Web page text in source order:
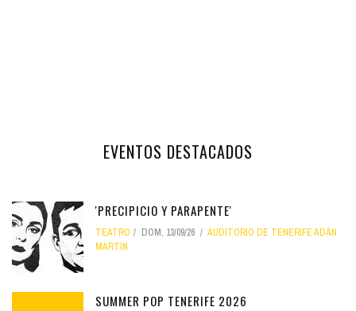
EVENTOS DESTACADOS
'PRECIPICIO Y PARAPENTE'
TEATRO DOM, 13/09/26
AUDITORIO DE TENERIFE ADÁN
MARTÍN
SUMMER POP TENERIFE 2026